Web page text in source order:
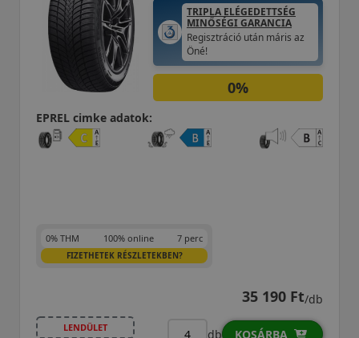
Használja a LENDÜLET
kuponkódot!
0%
EPREL cimke adatok:
Kuponkód másolása